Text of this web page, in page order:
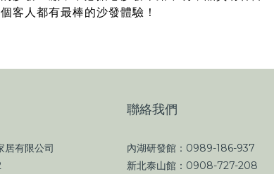
客人都有最棒的沙發體驗！
居有限公司
聯絡我們
內湖研發館：0989-186-937
新北泰山館：0908-727-208